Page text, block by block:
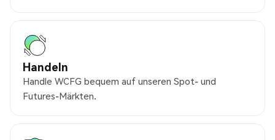
Handeln
Handle WCFG bequem auf unseren Spot- und
Futures-Märkten.